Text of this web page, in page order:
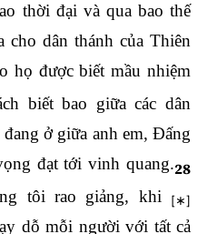
thời đại và qua bao thế
cho dân thánh của Thiên
họ được biết mầu nhiệm
biết bao giữa các dân
ở giữa anh em, Đấng
đạt tới vinh quang.28
tôi rao giảng, khi
dỗ mỗi người với tất cả